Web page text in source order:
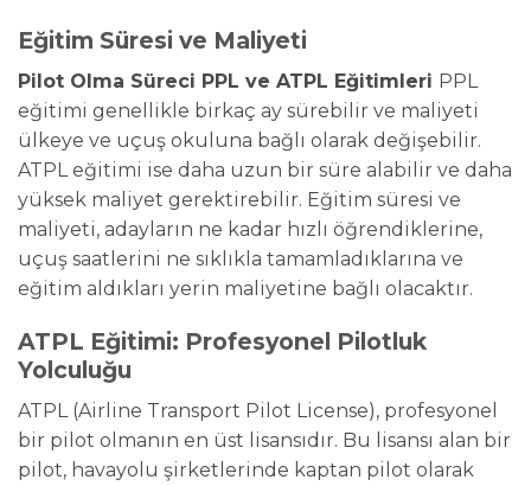
Eğitim Süresi ve Maliyeti
Pilot Olma Süreci PPL ve ATPL Eğitimleri PPL
eğitimi genellikle birkaç ay sürebilir ve maliyeti
ülkeye ve uçuş okuluna bağlı olarak değişebilir.
ATPL eğitimi ise daha uzun bir süre alabilir ve daha
yüksek maliyet gerektirebilir. Eğitim süresi ve
maliyeti, adayların ne kadar hızlı öğrendiklerine,
uçuş saatlerini ne sıklıkla tamamladıklarına ve
eğitim aldıkları yerin maliyetine bağlı olacaktır.
ATPL Eğitimi: Profesyonel Pilotluk
Yolculuğu
ATPL (Airline Transport Pilot License), profesyonel
bir pilot olmanın en üst lisansıdır. Bu lisansı alan bir
pilot, havayolu şirketlerinde kaptan pilot olarak